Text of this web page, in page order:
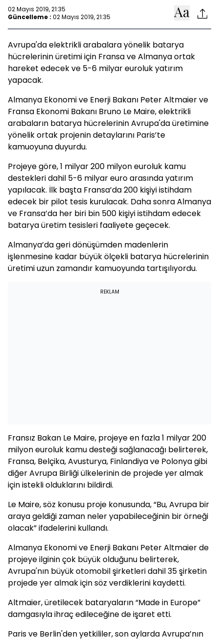
02 Mayıs 2019, 21:35
Güncelleme : 02 Mayıs 2019, 21:35
Avrupa'da elektrikli arabalara yönelik batarya
hücrelerinin üretimi için Fransa ve Almanya ortak
hareket edecek ve 5-6 milyar euroluk yatırım
yapacak.
Almanya Ekonomi ve Enerji Bakanı Peter Altmaier ve
Fransa Ekonomi Bakanı Bruno Le Maire, elektrikli
arabaların batarya hücrelerinin Avrupa'da üretimine
yönelik ortak projenin detaylarını Paris’te
kamuoyuna duyurdu.
Projeye göre, 1 milyar 200 milyon euroluk kamu
destekleri dahil 5-6 milyar euro arasında yatırım
yapılacak. İlk başta Fransa’da 200 kişiyi istihdam
edecek bir pilot tesis kurulacak. Daha sonra Almanya
ve Fransa’da her biri bin 500 kişiyi istihdam edecek
batarya üretim tesisleri faaliyete geçecek.
Almanya’da geri dönüşümden madenlerin
işlenmesine kadar büyük ölçekli batarya hücrelerinin
üretimi uzun zamandır kamuoyunda tartışılıyordu.
REKLAM
Fransız Bakan Le Maire, projeye en fazla 1 milyar 200
milyon euroluk kamu desteği sağlanacağı belirterek,
Fransa, Belçika, Avusturya, Finlandiya ve Polonya gibi
diğer Avrupa Birliği ülkelerinin de projede yer almak
için istekli olduklarını bildirdi.
Le Maire, söz konusu proje konusunda, “Bu, Avrupa bir
araya geldiği zaman neler yapabileceğinin bir örneği
olacak” ifadelerini kullandı.
Almanya Ekonomi ve Enerji Bakanı Peter Altmaier de
projeye ilginin çok büyük olduğunu belirterek,
Avrupa'nın büyük otomobil şirketleri dahil 35 şirketin
projede yer almak için söz verdiklerini kaydetti.
Altmaier, üretilecek bataryaların “Made in Europe”
damgasıyla ihraç edileceğine de işaret etti.
Paris ve Berlin'den yetkililer, son aylarda Avrupa’nın